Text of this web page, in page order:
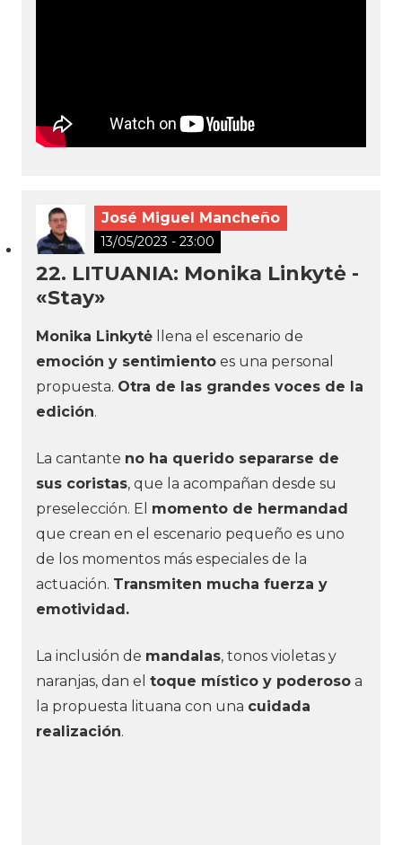
José Miguel Mancheño
13/05/2023 - 23:00
22. LITUANIA: Monika Linkytė -
«Stay»
Monika Linkytė llena el escenario de
emoción y sentimiento es una personal
propuesta. Otra de las grandes voces de la
edición.
La cantante no ha querido separarse de
sus coristas, que la acompañan desde su
preselección. El momento de hermandad
que crean en el escenario pequeño es uno
de los momentos más especiales de la
actuación. Transmiten mucha fuerza y
emotividad.
La inclusión de mandalas, tonos violetas y
naranjas, dan el toque místico y poderoso a
la propuesta lituana con una cuidada
realización.